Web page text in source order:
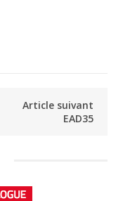
Article suivant
EAD35